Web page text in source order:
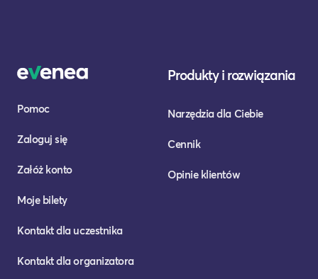
Pomoc
Zaloguj się
Załóż konto
Moje bilety
Kontakt dla uczestnika
Kontakt dla organizatora
Produkty i rozwiązania
Narzędzia dla Ciebie
Cennik
Opinie klientów